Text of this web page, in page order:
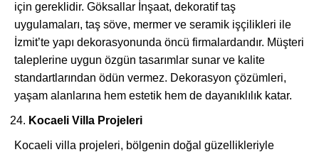
için gereklidir. Göksallar İnşaat, dekoratif taş
uygulamaları, taş söve, mermer ve seramik işçilikleri ile
İzmit’te yapı dekorasyonunda öncü firmalardandır. Müşteri
taleplerine uygun özgün tasarımlar sunar ve kalite
standartlarından ödün vermez. Dekorasyon çözümleri,
yaşam alanlarına hem estetik hem de dayanıklılık katar.
Kocaeli Villa Projeleri
Kocaeli villa projeleri, bölgenin doğal güzellikleriyle